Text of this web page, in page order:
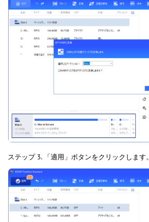
ステップ 3. 「適用」ボタンをクリックします。